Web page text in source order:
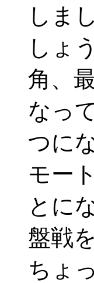
しま
しょ
角、
なっ
つに
モー
とに
盤戦
ちょ